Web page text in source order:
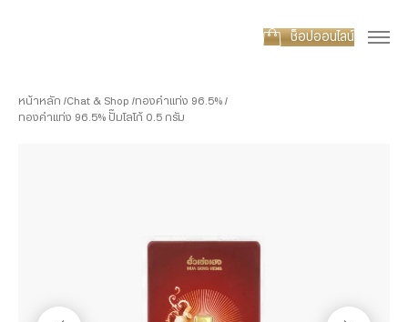
ช็อปออนไลน์
หน้าหลัก Chat & Shop
ทองคำแท่ง 96.5%
ทองคำแท่ง 96.5% ปั๊มโลโก้ 0.5 กรัม